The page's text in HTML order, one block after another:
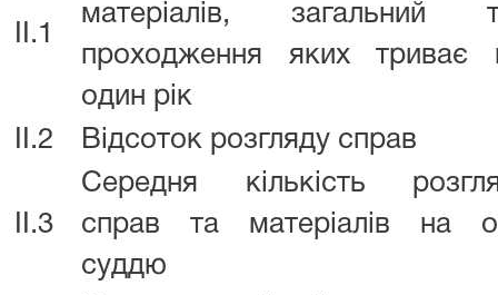
II.1
матеріалів, загальний
проходження яких триває
один рік
II.2
Відсоток розгляду справ
II.3
Середня кількість
справ та матеріалів на
суддю